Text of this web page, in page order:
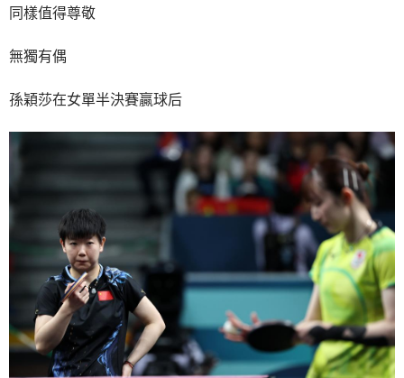
同樣值得尊敬
無獨有偶
孫穎莎在女單半決賽贏球后